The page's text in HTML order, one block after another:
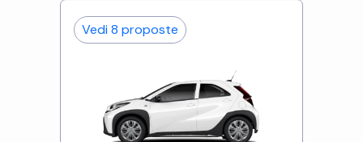
Vedi 8 proposte